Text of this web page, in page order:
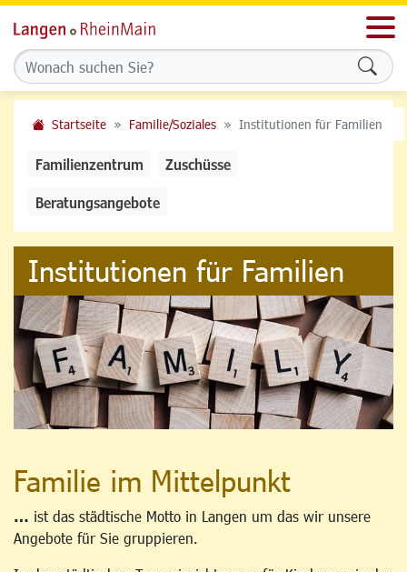
Startseite Familie/Soziales Institutionen für Familien
Familienzentrum Zuschüsse
Beratungsangebote
Institutionen für Familien
Familie im Mittelpunkt
… ist das städtische Motto in Langen um das wir unsere
Angebote für Sie gruppieren.